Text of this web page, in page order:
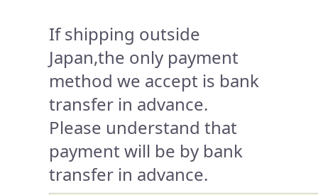
If shipping outside
Japan,the only payment
method we accept is bank
transfer in advance.
Please understand that
payment will be by bank
transfer in advance.